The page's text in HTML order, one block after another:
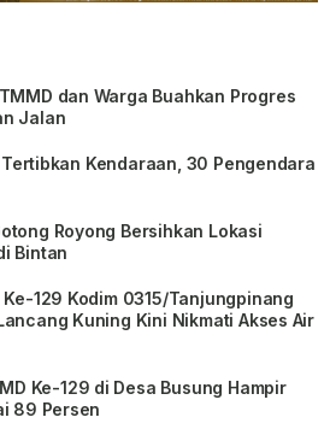
dan Warga Buahkan Progres
Jalan
Kendaraan, 30 Pengendara
Royong Bersihkan Lokasi
Bintan
129 Kodim 0315/Tanjungpinang
Kuning Kini Nikmati Akses Air
Ke-129 di Desa Busung Hampir
89 Persen